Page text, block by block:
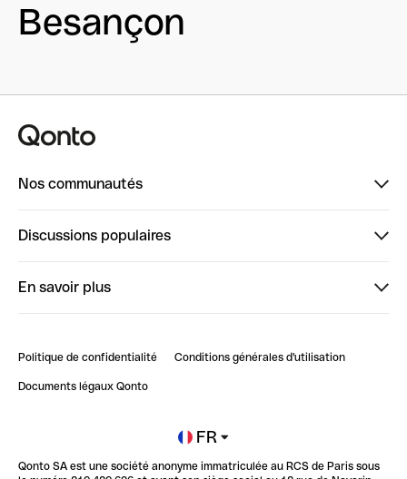
Besançon
Nos communautés
ClubQonto
Discussions populaires
Impact de l'IA sur les carrières/productivité
En savoir plus
Blog
Newsroom
Glossaire finance
Politique de confidentialité Conditions générales d'utilisation
Documents légaux Qonto
FR
Qonto SA est une société anonyme immatriculée au RCS de Paris sous